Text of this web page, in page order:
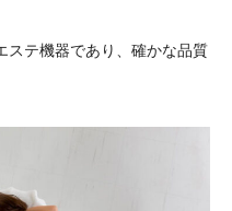
ステ機器であり、確かな品質